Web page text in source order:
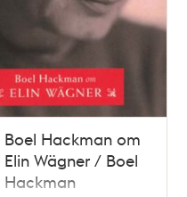
Boel Hackman om
Elin Wägner / Boel
Hackman